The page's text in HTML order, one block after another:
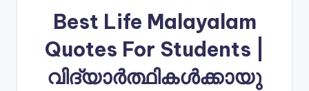
Best Life Malayalam
Quotes For Students |
വിദ്യാർത്ഥികൾക്കായു